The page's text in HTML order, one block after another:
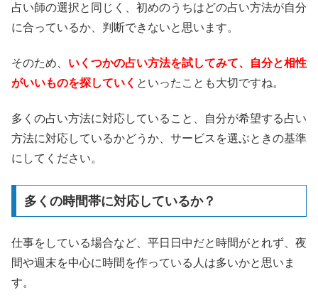
占い師の選択と同じく、初めのうちはどの占い方法が自分
に合っているか、判断できないと思います。
そのため、 いくつかの占い方法を試してみて、自分と相性
がいいものを探していく といったことも大切ですね。
多くの占い方法に対応していること、自分が希望する占い
方法に対応しているかどうか、サービスを選ぶときの基準
にしてください。
多くの時間帯に対応しているか？
仕事をしている場合など、平日日中だと時間がとれず、夜
間や週末を中心に時間を作っている人は多いかと思いま
す。